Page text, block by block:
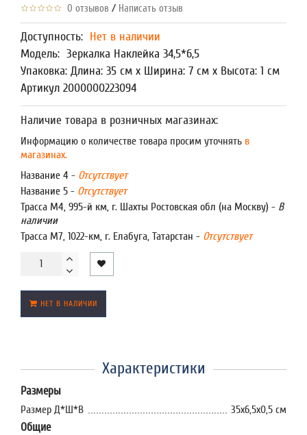
0 отзывов / Написать отзыв
Доступность: Нет в наличии
Модель: Зеркалка Наклейка 34,5*6,5
Упаковка: Длина: 35 см x Ширина: 7 см x Высота: 1 см
Артикул 2000000223094
Наличие товара в розничных магазинах:
Информацию о количестве товара просим уточнять в
магазинах.
Название 4 - Отсутствует
Название 5 - Отсутствует
Трасса М4, 995-й км, г. Шахты Ростовская обл (на Москву) - В
наличии
Трасса М7, 1022-км, г. Елабуга, Татарстан - Отсутствует
НЕТ В НАЛИЧИИ
Характеристики
Размеры
Размер Д*Ш*В 35х6,5х0,5 см
Общие